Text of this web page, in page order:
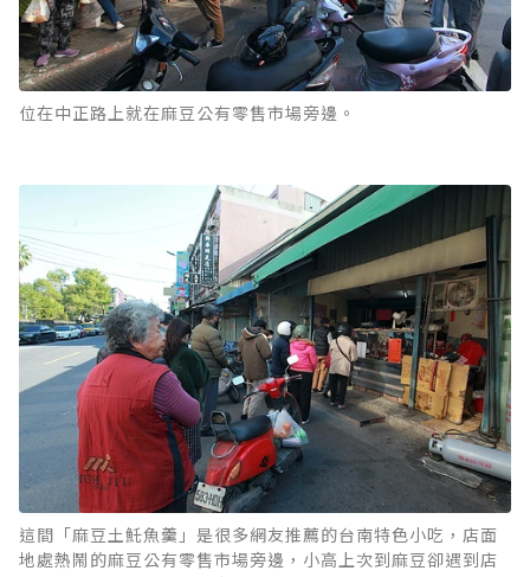
位在中正路上就在麻豆公有零售市場旁邊。
這間「麻豆土魠魚羹」是很多網友推薦的台南特色小吃，店面
地處熱鬧的麻豆公有零售市場旁邊，小高上次到麻豆卻遇到店